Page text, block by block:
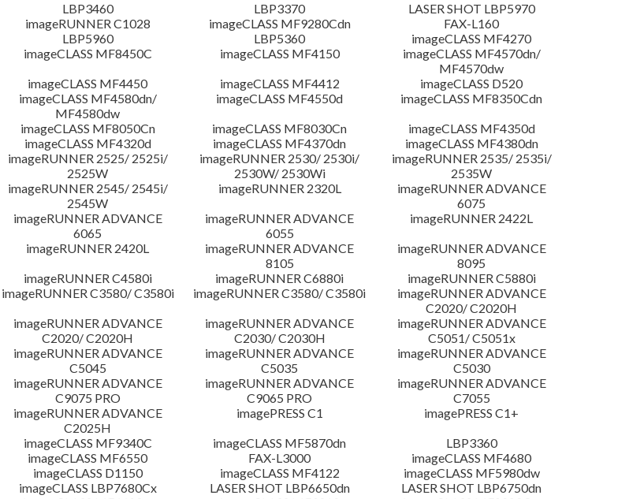
LBP3460 LBP3370
LASER SHOT LBP5970
imageRUNNER C1028
imageCLASS MF9280Cdn
FAX-L160
LBP5960
LBP5360
imageCLASS MF4270
imageCLASS MF8450C
imageCLASS MF4150
imageCLASS MF4570dn/
MF4570dw
imageCLASS MF4450
imageCLASS MF4412
imageCLASS D520
imageCLASS MF4580dn/
MF4580dw
imageCLASS MF4550d
imageCLASS MF8350Cdn
imageCLASS MF8050Cn
imageCLASS MF8030Cn
imageCLASS MF4350d
imageCLASS MF4320d
imageCLASS MF4370dn
imageCLASS MF4380dn
imageRUNNER 2525/ 2525i/
2525W
imageRUNNER 2530/ 2530i/
2530W/ 2530Wi
imageRUNNER 2535/ 2535i/
2535W
imageRUNNER 2545/ 2545i/
2545W
imageRUNNER 2320L
imageRUNNER ADVANCE
6075
imageRUNNER ADVANCE
6065
imageRUNNER ADVANCE
6055
imageRUNNER 2422L
imageRUNNER 2420L
imageRUNNER ADVANCE
8105
imageRUNNER ADVANCE
8095
imageRUNNER C4580i
imageRUNNER C6880i
imageRUNNER C5880i
imageRUNNER C3580/ C3580i
imageRUNNER C3580/ C3580i
imageRUNNER ADVANCE
C2020/ C2020H
imageRUNNER ADVANCE
C2020/ C2020H
imageRUNNER ADVANCE
C2030/ C2030H
imageRUNNER ADVANCE
C5051/ C5051x
imageRUNNER ADVANCE
C5045
imageRUNNER ADVANCE
C5035
imageRUNNER ADVANCE
C5030
imageRUNNER ADVANCE
C9075 PRO
imageRUNNER ADVANCE
C9065 PRO
imageRUNNER ADVANCE
C7055
imageRUNNER ADVANCE
C2025H
imagePRESS C1
imagePRESS C1+
imageCLASS MF9340C
imageCLASS MF5870dn
LBP3360
imageCLASS MF6550
FAX-L3000
imageCLASS MF4680
imageCLASS D1150
imageCLASS MF4122
imageCLASS MF5980dw
imageCLASS LBP7680Cx
LASER SHOT LBP6650dn
LASER SHOT LBP6750dn